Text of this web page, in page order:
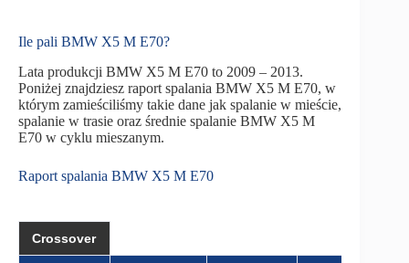
Ile pali BMW X5 M E70?
Lata produkcji BMW X5 M E70 to 2009 – 2013.
Poniżej znajdziesz raport spalania BMW X5 M E70, w
którym zamieściliśmy takie dane jak spalanie w mieście,
spalanie w trasie oraz średnie spalanie BMW X5 M
E70 w cyklu mieszanym.
Raport spalania BMW X5 M E70
Crossover